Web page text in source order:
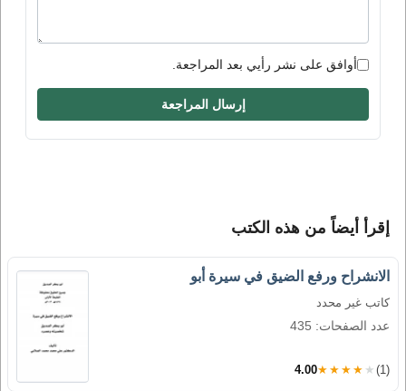
أوافق على نشر رأيي بعد المراجعة.
إرسال المراجعة
إقرأ أيضاً من هذه الكتب
الانشراح ورفع الضيق في سيرة أبو
كاتب غير محدد
عدد الصفحات: 435
4.00★★★★★ (1)